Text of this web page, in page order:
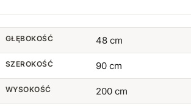
GŁĘBOKOŚĆ 48 cm
SZEROKOŚĆ 90 cm
WYSOKOŚĆ 200 cm